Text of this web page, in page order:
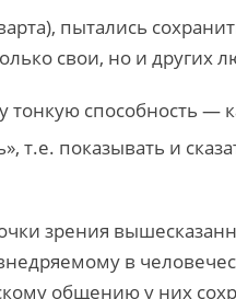
пытались
свои, но и других
способность —
т.е. показывать и
зрения
в
общению у них